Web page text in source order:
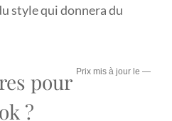
style qui donnera du
—
pour
?